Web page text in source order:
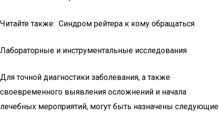
Читайте также: Синдром рейтера к кому обращаться
Лабораторные и инструментальные исследования
Для точной диагностики заболевания, а также
своевременного выявления осложнений и начала
лечебных мероприятий, могут быть назначены следующие